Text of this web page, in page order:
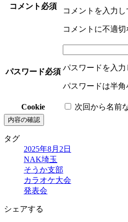
コメント 必須
コメントを入力し
コメントに不適
パスワード必須 パスワードを入力
パスワードは半
Cookie 次回から名前
タグ
2025年8月2日
NAK埼玉
そうか支部
カラオケ大会
発表会
シェアする